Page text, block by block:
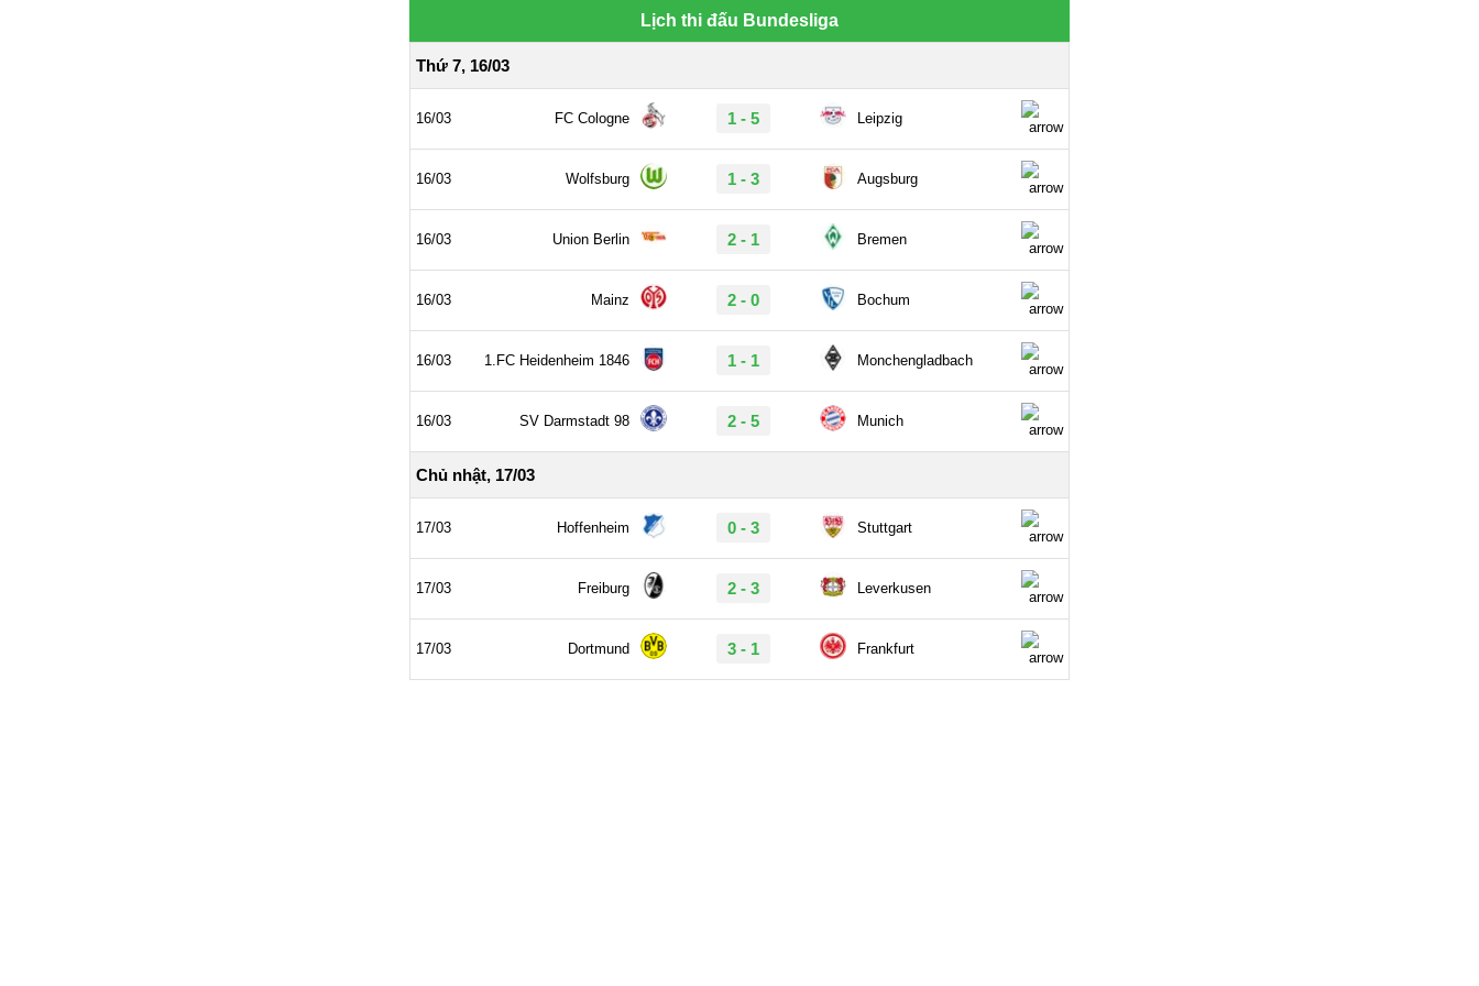
Lịch thi đấu Bundesliga
Thứ 7, 16/03
16/03 FC Cologne 1 - 5 Leipzig
16/03 Wolfsburg 1 - 3 Augsburg
16/03 Union Berlin 2 - 1 Bremen
16/03 Mainz 2 - 0 Bochum
16/03 1.FC Heidenheim 1846 1 - 1 Monchengladbach
16/03 SV Darmstadt 98 2 - 5 Munich
Chủ nhật, 17/03
17/03 Hoffenheim 0 - 3 Stuttgart
17/03 Freiburg 2 - 3 Leverkusen
17/03 Dortmund 3 - 1 Frankfurt